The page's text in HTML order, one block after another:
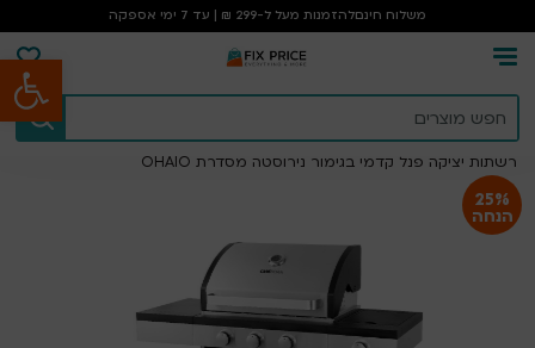
פתח סרגל נגישות
משלוח חינםלהזמנות מעל ל-299 ₪ | עד 7 ימי אספקה
עמוד הבית/קמפינג וטיולים/
גריל גז מקצועי 3 מבערים + כירת צד ,
רשתות יציקה פנל קדמי בגימור נירוסטה מסדרת OHAIO
25%
הנחה